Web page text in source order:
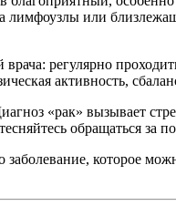
или
регулярно
активность,
«рак» вызывает
обращаться
которое